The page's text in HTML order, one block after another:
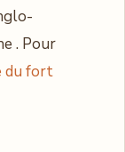
. Pour
du fort